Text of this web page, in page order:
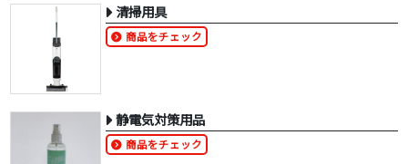
清掃用具
商品をチェック
静電気対策用品
商品をチェック